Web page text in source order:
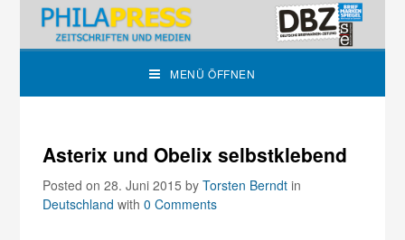
MENÜ ÖFFNEN
Asterix und Obelix selbstklebend
Posted on 28. Juni 2015byTorsten Berndt in
Deutschland with0 Comments